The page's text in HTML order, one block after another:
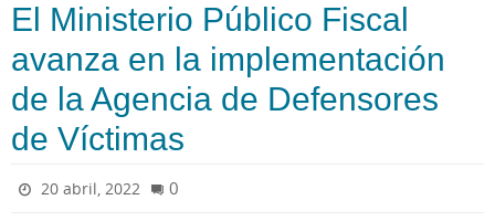
El Ministerio Público Fiscal
avanza en la implementación
de la Agencia de Defensores
de Víctimas
20 abril, 2022 0